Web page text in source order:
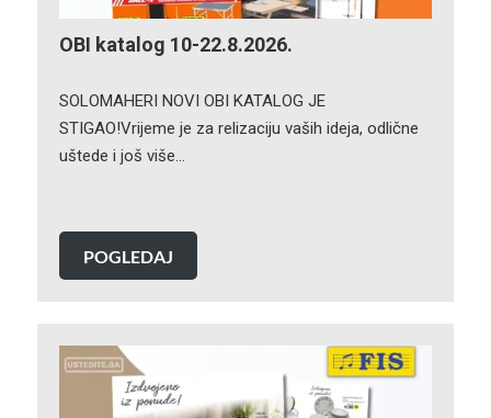
OBI katalog 10-22.8.2026.
SOLOMAHERI NOVI OBI KATALOG JE
STIGAO!Vrijeme je za relizaciju vaših ideja, odlične
uštede i još više…
POGLEDAJ